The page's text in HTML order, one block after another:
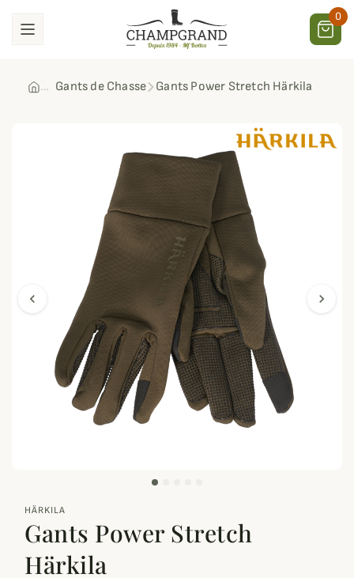
0
Gants de Chasse Gants Power Stretch Härkila
chevron_left chevron_right
HÄRKILA
Gants Power Stretch
Härkila